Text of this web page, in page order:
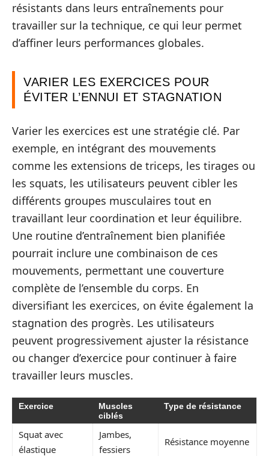
résistants dans leurs entraînements pour
travailler sur la technique, ce qui leur permet
d’affiner leurs performances globales.
VARIER LES EXERCICES POUR
ÉVITER L’ENNUI ET STAGNATION
Varier les exercices est une stratégie clé. Par
exemple, en intégrant des mouvements
comme les extensions de triceps, les tirages ou
les squats, les utilisateurs peuvent cibler les
différents groupes musculaires tout en
travaillant leur coordination et leur équilibre.
Une routine d’entraînement bien planifiée
pourrait inclure une combinaison de ces
mouvements, permettant une couverture
complète de l’ensemble du corps. En
diversifiant les exercices, on évite également la
stagnation des progrès. Les utilisateurs
peuvent progressivement ajuster la résistance
ou changer d’exercice pour continuer à faire
travailler leurs muscles.
Exercice
Muscles
ciblés
Type de résistance
Squat avec
élastique
Jambes,
fessiers
Résistance moyenne